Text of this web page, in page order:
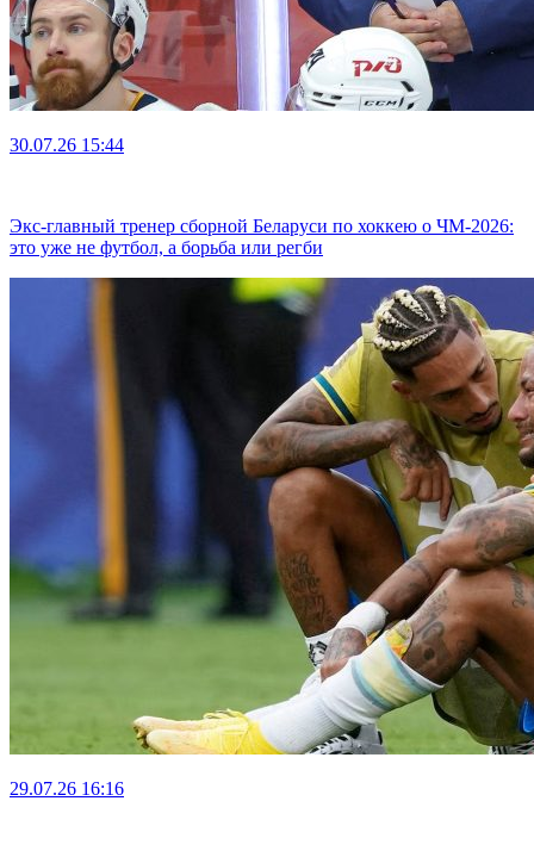
30.07.26 15:44
Экс-главный тренер сборной Беларуси по хоккею о ЧМ-2026:
это уже не футбол, а борьба или регби
29.07.26 16:16